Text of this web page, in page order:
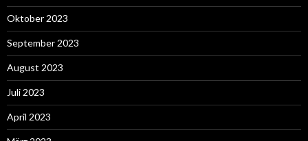
Oktober 2023
September 2023
August 2023
Juli 2023
April 2023